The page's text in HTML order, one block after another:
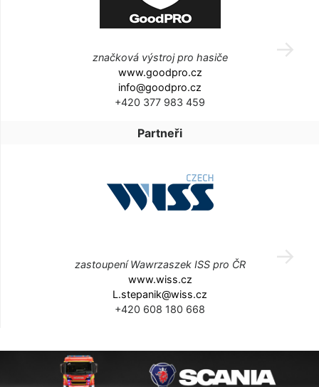
značková výstroj pro hasiče
www.goodpro.cz
info@goodpro.cz
+420 377 983 459
Partneři
zastoupení Wawrzaszek ISS pro ČR
www.wiss.cz
L.stepanik@wiss.cz
+420 608 180 668